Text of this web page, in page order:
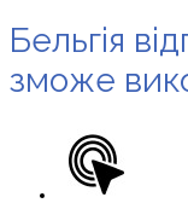
Бельгія
зможе